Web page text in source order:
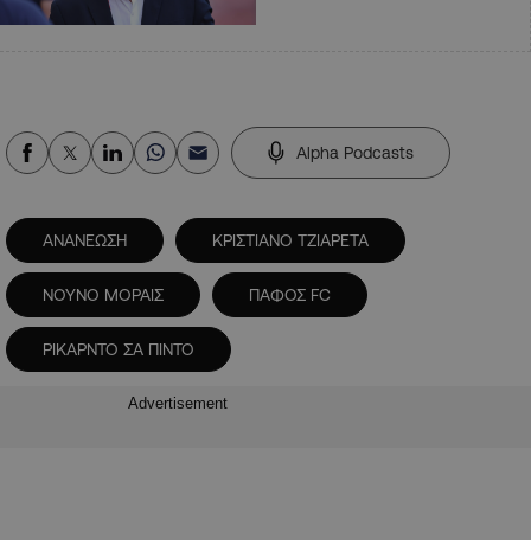
Alpha Podcasts
ΑΝΑΝΕΩΣΗ ΚΡΙΣΤΙΑΝΟ ΤΖΙΑΡΕΤΑ
ΝΟΥΝΟ ΜΟΡΑΙΣ ΠΑΦΟΣ FC
ΡΙΚΑΡΝΤΟ ΣΑ ΠΙΝΤΟ
Advertisement